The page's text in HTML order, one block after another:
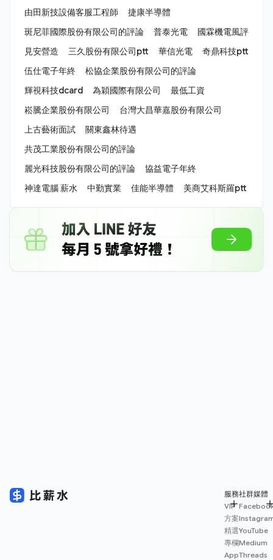
由田新技設備客服工程師
捷康半導體
斑尼菲國際股份有限公司的評論
普泰光電
國霖機電風評
見安營造
三久股份有限公司ptt 華信光電
奇鼎科技ptt
伍仕電子年終
松協企業股份有限公司的評論
輝視科技dcard
為穎國際有限公司
最低工資
崧騰企業股份有限公司
台灣大昌華嘉股份有限公司
上古藝術面試
關東鑫林待遇
共茂工業股份有限公司的評論
麗光科技股份有限公司的評論
協益電子年終
神達電腦 薪水
中勤實業 佳能半導體 美商艾科斯羅ptt
服務
VIP
方案
精選
專欄
App
社群媒體
YouTube
Medium
Threads